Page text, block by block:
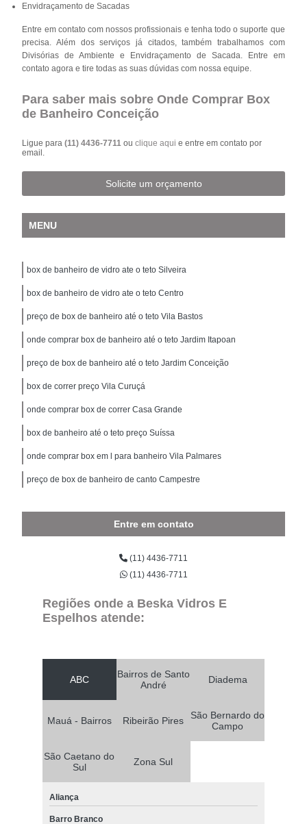
Envidraçamento de Sacadas
Entre em contato com nossos profissionais e tenha todo o suporte que
precisa. Além dos serviços já citados, também trabalhamos com
Divisórias de Ambiente e Envidraçamento de Sacada. Entre em
contato agora e tire todas as suas dúvidas com nossa equipe.
Para saber mais sobre Onde Comprar Box
de Banheiro Conceição
Ligue para(11) 4436-7711ouclique aqui e entre em contato por
email.
Solicite um orçamento
MENU
box de banheiro de vidro ate o teto Silveira
box de banheiro de vidro ate o teto Centro
preço de box de banheiro até o teto Vila Bastos
onde comprar box de banheiro até o teto Jardim Itapoan
preço de box de banheiro até o teto Jardim Conceição
box de correr preço Vila Curuçá
onde comprar box de correr Casa Grande
box de banheiro até o teto preço Suíssa
onde comprar box em l para banheiro Vila Palmares
preço de box de banheiro de canto Campestre
Entre em contato
(11) 4436-7711
(11) 4436-7711
Regiões onde a Beska Vidros E
Espelhos atende:
ABC
Bairros de Santo
André
Diadema
Mauá - Bairros Ribeirão Pires
São Bernardo do
Campo
São Caetano do
Sul
Zona Sul
Aliança
Barro Branco